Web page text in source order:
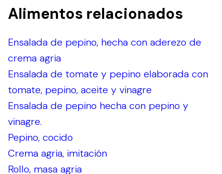
Alimentos relacionados
Ensalada de pepino, hecha con aderezo de
crema agria
Ensalada de tomate y pepino elaborada con
tomate, pepino, aceite y vinagre
Ensalada de pepino hecha con pepino y
vinagre.
Pepino, cocido
Crema agria, imitación
Rollo, masa agria